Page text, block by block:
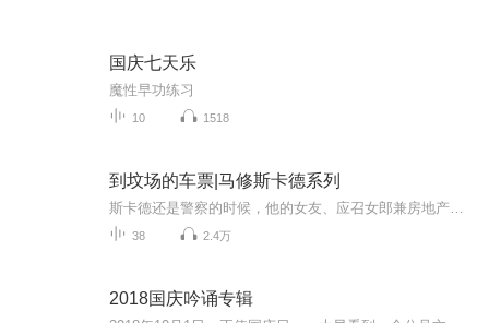
国庆七天乐
魔性早功练习
10 1518
到坟场的车票|马修斯卡德系列
38 2.4万
2018国庆吟诵专辑